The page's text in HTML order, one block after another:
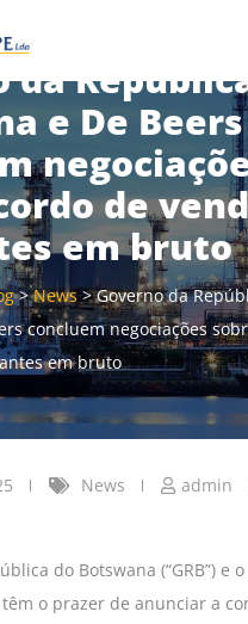
da
e De Beers
de
em bruto
>News>Governo da
concluem negociações
em bruto
News
admin
do Botswana (“GRB”) e
têm o prazer de anunciar a